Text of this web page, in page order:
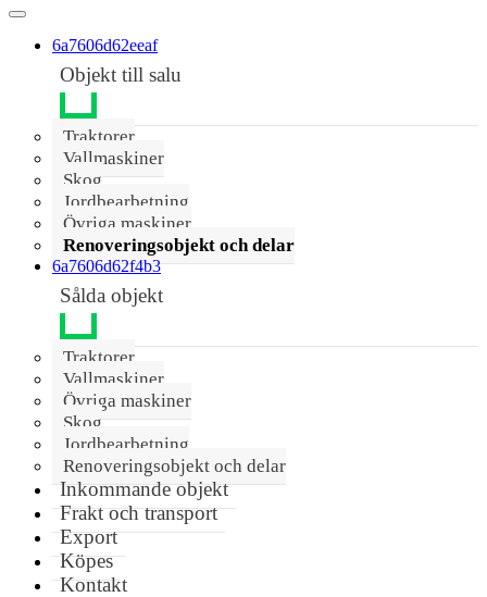
6a7606d62eeaf
Objekt till salu
Traktorer
Vallmaskiner
Skog
Jordbearbetning
Övriga maskiner
Renoveringsobjekt och delar
6a7606d62f4b3
Sålda objekt
Traktorer
Vallmaskiner
Övriga maskiner
Skog
Jordbearbetning
Renoveringsobjekt och delar
Inkommande objekt
Frakt och transport
Export
Köpes
Kontakt